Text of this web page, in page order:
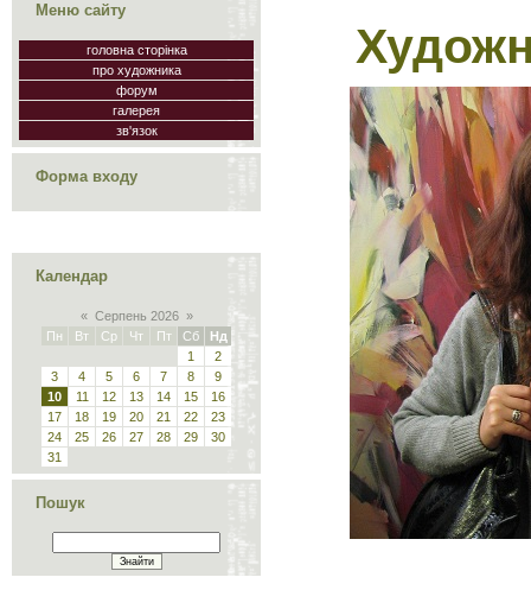
Меню сайту
головна сторінка
про художника
форум
галерея
зв'язок
Форма входу
Календар
« Серпень 2026 »
Пн
Вт Ср Чт Пт Сб
Нд
1
2
3
4 5 6 7 8
9
10
11 12 13 14 15
16
17
18 19 20 21 22
23
24
25 26 27 28 29
30
31
Пошук